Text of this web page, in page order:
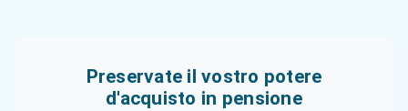
Preservate il vostro potere
d'acquisto in pensione